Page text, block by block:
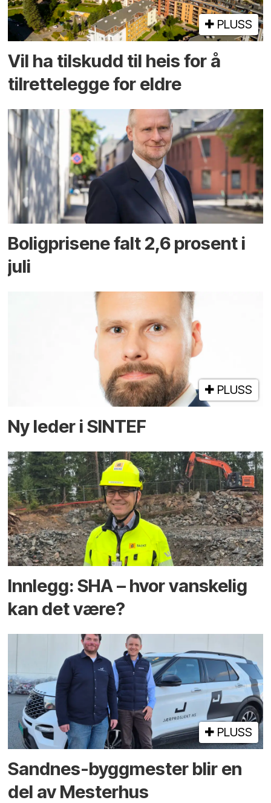
PLUSS
Vil ha tilskudd til heis for å
tilrettelegge for eldre
Boligprisene falt 2,6 prosent i
juli
PLUSS
Ny leder i SINTEF
Innlegg: SHA – hvor vanskelig
kan det være?
PLUSS
Sandnes-byggmester blir en
del av Mesterhus